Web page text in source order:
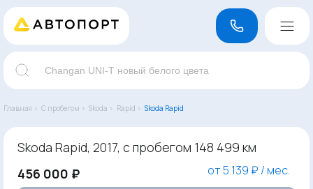
Главная › С пробегом › Skoda › Rapid › Skoda Rapid
Skoda Rapid, 2017, с пробегом 148 499 км
456 000 ₽
от 5 139 ₽ / мес.